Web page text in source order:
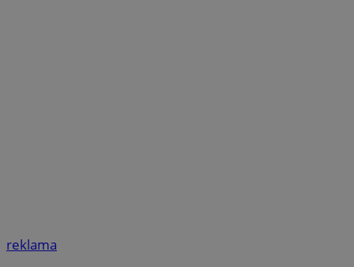
reklama